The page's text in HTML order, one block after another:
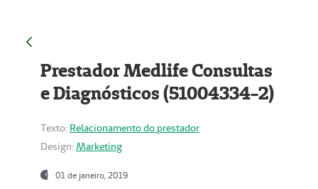
Prestador Medlife Consultas
e Diagnósticos (51004334-2)
Texto: Relacionamento do prestador
Design: Marketing
01 de janeiro, 2019